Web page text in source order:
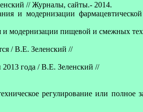
// Журналы, сайты.- 2014.
и модернизации
модернизации пищевой и смежных
/ В.Е. Зеленский //
года / В.Е. Зеленский //
регулирование или